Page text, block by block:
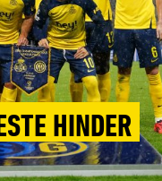
HINDER